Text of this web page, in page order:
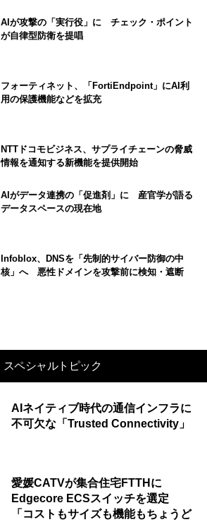
AIが攻撃の「実行役」に チェック・ポイント
が自律型防衛を提唱
フォーティネット、「FortiEndpoint」にAI利
用の保護機能などを拡充
NTTドコモビジネス、サプライチェーンの脅威
情報を通知する新機能を提供開始
AIがデータ連携の「促進剤」に 産官学が語る
データスペースの現在地
Infoblox、DNSを「先制的サイバー防御の中
核」へ 悪性ドメインを攻撃前に検知・遮断
スペシャルトピック
AIネイティブ時代の通信インフラに
不可欠な「Trusted Connectivity」
愛媛CATVが集合住宅FTTHに
Edgecore ECSスイッチを選定
「コストもサイズも機能もちょうど